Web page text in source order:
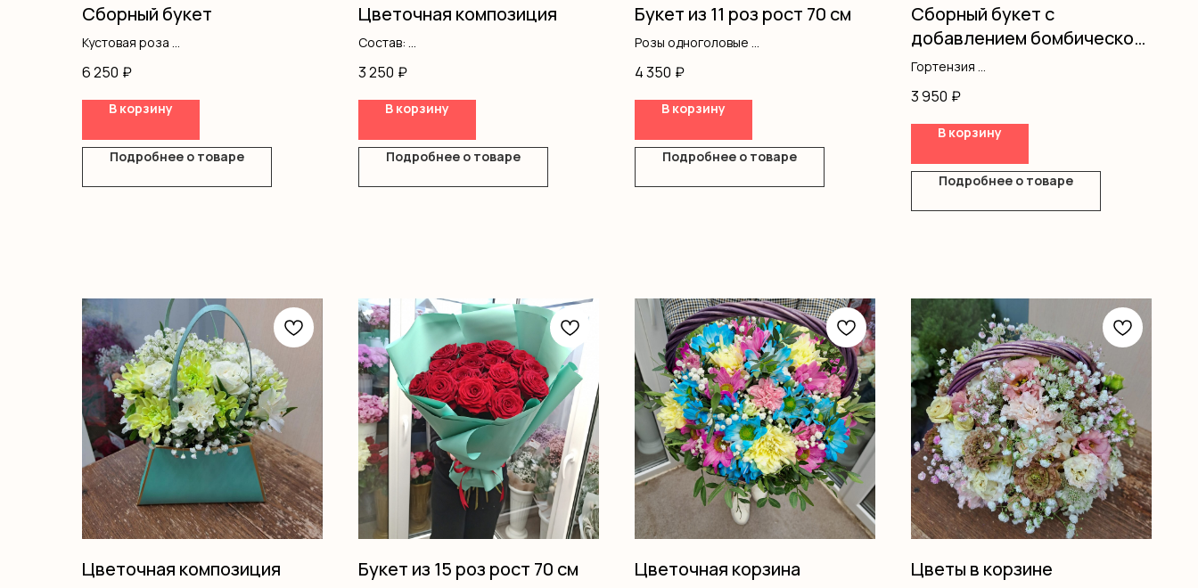
Сборный букет
Кустовая роза
Писташ
Оформление
6 250 ₽
В корзину
Подробнее о товаре
Цветочная композиция
Состав:
кустовая, писташ, коробка, оазис
3 250 ₽
В корзину
Подробнее о товаре
Букет из 11 роз рост 70 см
Розы одноголовые
4 350 ₽
В корзину
Подробнее о товаре
Сборный букет с
добавлением бомбической
гортензией
Гортензия
Писташ
Оформление
3 950 ₽
В корзину
Подробнее о товаре
Цветочная композиция Букет из 15 роз рост 70 см Цветочная корзина Цветы в корзине